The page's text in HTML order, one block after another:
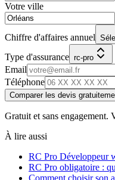
Votre ville
Chiffre d'affaires annuel
Type d'assurance rc-pro
Email
Téléphone
Comparer les devis
Gratuit et sans engagement.
À lire aussi
RC Pro Développeur
RC Pro obligatoire :
Comment choisir son